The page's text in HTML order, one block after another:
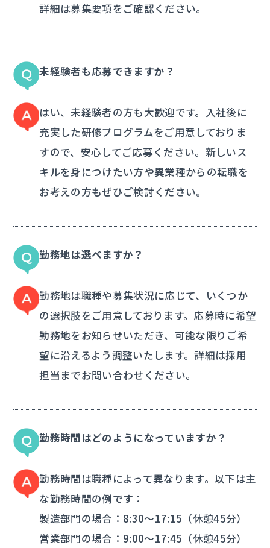
詳細は募集要項をご確認ください。
未経験者も応募できますか？
はい、未経験者の方も大歓迎です。入社後に
充実した研修プログラムをご用意しておりま
すので、安心してご応募ください。新しいス
キルを身につけたい方や異業種からの転職を
お考えの方もぜひご検討ください。
勤務地は選べますか？
勤務地は職種や募集状況に応じて、いくつか
の選択肢をご用意しております。応募時に希望
勤務地をお知らせいただき、可能な限りご希
望に沿えるよう調整いたします。詳細は採用
担当までお問い合わせください。
勤務時間はどのようになっていますか？
勤務時間は職種によって異なります。以下は主
な勤務時間の例です：
製造部門の場合：8:30～17:15（休憩45分）
営業部門の場合：9:00～17:45（休憩45分）